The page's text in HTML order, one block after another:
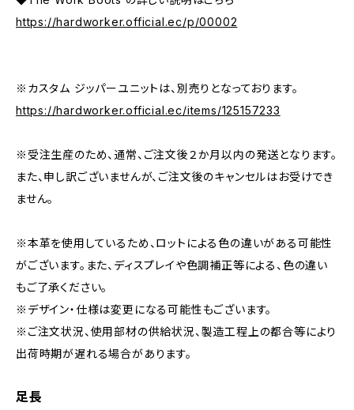
https://hardworker.official.ec/p/00002
※カスタム ジッパーユニットは、別売りとなっております。
https://hardworker.official.ec/items/125157233
※受注生産のため、通常、ご注文後２か月以内の発送となります。
また、申し訳ございませんが、ご注文後のキャンセルはお受けでき
ません。
※本革を使用しているため、ロットによる色の違いがある可能性
がございます。また、ディスプレイや色調補正等による、色の違い
もご了承ください。
※デザイン・仕様は変更になる可能性もございます。
※ご注文状況、使用部材の供給状況、製造工程上の都合等により
出荷時期が遅れる場合があります。
足長